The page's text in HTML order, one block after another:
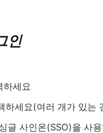
인
하세요
하세요(여러 개가 있는
글 사인온(SSO)을 사용